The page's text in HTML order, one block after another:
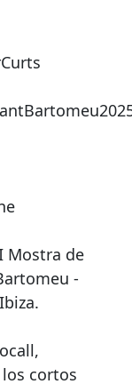
Mostra de
-
cortos